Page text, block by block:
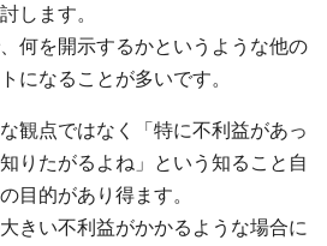
します。
何を開示するかというような他の
になることが多いです。
観点ではなく「特に不利益があっ
りたがるよね」という知ること自
目的があり得ます。
きい不利益がかかるような場合に